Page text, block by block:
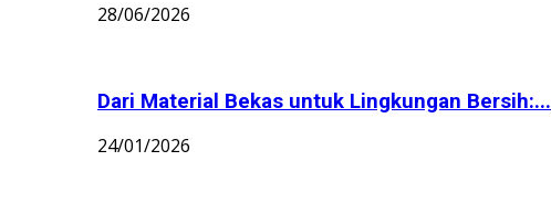
28/06/2026
Dari Material Bekas untuk Lingkungan Bersih:...
24/01/2026